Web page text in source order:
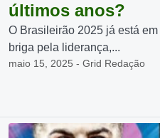
últimos anos?
O Brasileirão 2025 já está
briga pela liderança,...
maio 15, 2025 - Grid Redação